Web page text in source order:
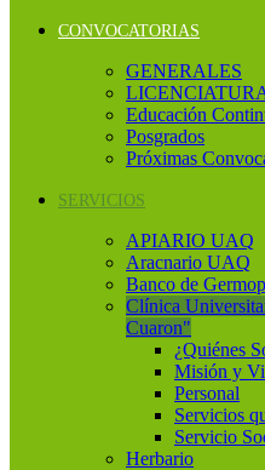
CONVOCATORIAS
GENERALES
Educación
Posgrados
Próximas
SERVICIOS
APIARIO UAQ
Aracnario UAQ
Banco de
Clínica
Cuaron"
¿Quiénes
Misión y
Personal
Servicios
Servicio
Herbario